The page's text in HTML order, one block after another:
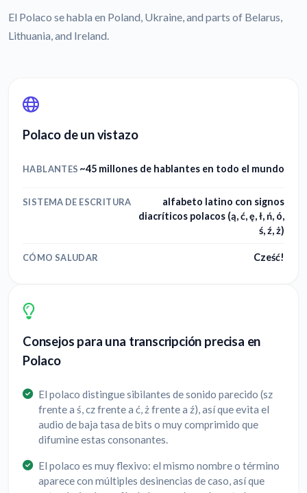
El Polaco se habla en Poland, Ukraine, and parts of Belarus,
Lithuania, and Ireland.
Polaco de un vistazo
HABLANTES ~45 millones de hablantes en todo el mundo
SISTEMA DE ESCRITURA
alfabeto latino con signos
diacríticos polacos (ą, ć, ę, ł, ń, ó,
ś, ź, ż)
CÓMO SALUDAR Cześć!
Consejos para una transcripción precisa en
Polaco
El polaco distingue sibilantes de sonido parecido (sz
frente a ś, cz frente a ć, ż frente a ź), así que evita el
audio de baja tasa de bits o muy comprimido que
difumine estas consonantes.
El polaco es muy flexivo: el mismo nombre o término
aparece con múltiples desinencias de caso, así que